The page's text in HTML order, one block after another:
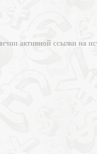
активной ссылки на